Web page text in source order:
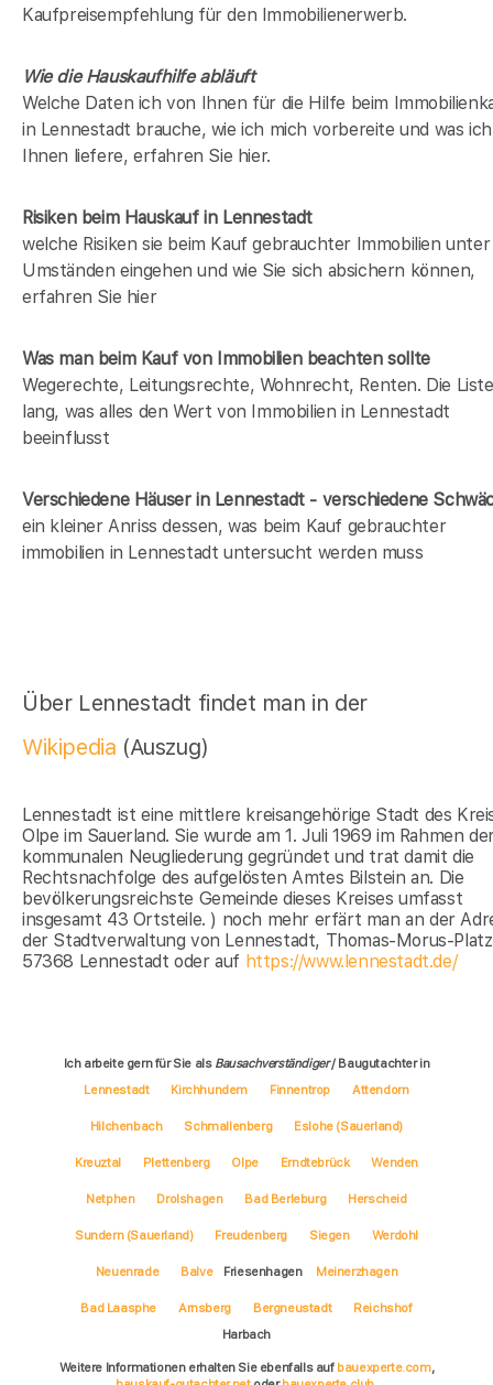
Kaufpreisempfehlung für den Immobilienerwerb.
Wie die Hauskaufhilfe abläuft
Welche Daten ich von Ihnen für die Hilfe beim
in Lennestadt brauche, wie ich mich vorbereite und was ich
Ihnen liefere, erfahren Sie hier.
Risiken beim Hauskaufin Lennestadt
welche Risiken sie beim Kauf gebrauchter Immobilien unter
Umständen eingehen und wie Sie sich absichern können,
erfahren Sie hier
Was man beim Kauf von Immobilien beachten sollte
Wegerechte, Leitungsrechte, Wohnrecht, Renten. Die
lang, was alles den Wert von Immobilien in Lennestadt
beeinflusst
Verschiedene Häuser in Lennestadt - verschiedene
ein kleiner Anriss dessen, was beim Kauf gebrauchter
immobilien in Lennestadt untersucht werden muss
Über Lennestadt findet man in der
Wikipedia (Auszug)
Lennestadt ist eine mittlere kreisangehörige Stadt des
Olpe im Sauerland. Sie wurde am 1. Juli 1969 im Rahmen
kommunalen Neugliederung gegründet und trat damit die
Rechtsnachfolge des aufgelösten Amtes Bilstein an. Die
bevölkerungsreichste Gemeinde dieses Kreises umfasst
insgesamt 43 Ortsteile. ) noch mehr erfärt man an der
der Stadtverwaltung von Lennestadt, Thomas-Morus-
57368 Lennestadt oder auf https://www.lennestadt.de/
Ich arbeite gern für Sie als Bausachverständiger/ Baugutachter in
Lennestadt
Kirchhundem Finnentrop Attendorn
Hilchenbach Schmallenberg Eslohe (Sauerland)
Kreuztal Plettenberg Olpe Erndtebrück Wenden
Netphen Drolshagen Bad Berleburg Herscheid
Sundern (Sauerland) Freudenberg Siegen Werdohl
Neuenrade Balve Friesenhagen Meinerzhagen
Bad Laasphe Arnsberg Bergneustadt
Reichshof
Harbach
Weitere Informationen erhalten Sie ebenfalls auf bauexperte.com,